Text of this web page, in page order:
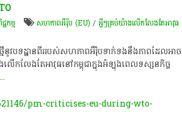
កម្ម សហភាពអឺរ៉ុប (EU) /អ្វីៗ​គ្រប់​យ៉ាង​លើក​លែង​តែ​អាវុធ
វ​បទដ្ឋាន​ពីរ​របស់​សហភាព​អឺរ៉ុប​ទាក់ទង​នឹង​ភាព​ដែល​អាច​
ង​លើកលែងតែ​អាវុធ​នៅ​កម្ពុជា​ក្នុងអំឡុងពេល​ទស្សនកិច្ច​
...
pm-criticises-eu-during-wto-